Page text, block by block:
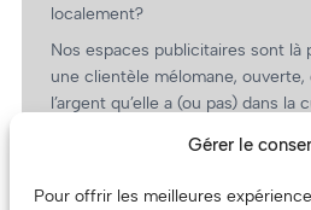
Gérer le
Pour offrir les meilleures
localement?
Nos espaces publicitaires sont là
une clientèle mélomane,
l’argent qu’elle a (ou pas) dans
revient.